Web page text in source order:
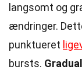
langsomt og
ændringer.
punktueret
bursts.